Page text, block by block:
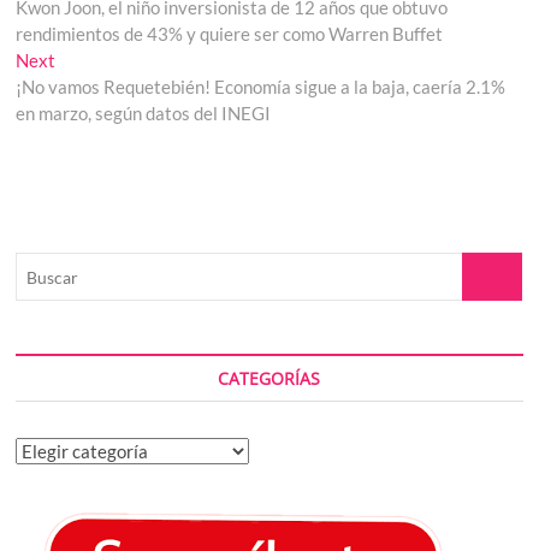
de
entradas
post:
Kwon Joon, el niño inversionista de 12 años que obtuvo
rendimientos de 43% y quiere ser como Warren Buffet
Next
post:
¡No vamos Requetebién! Economía sigue a la baja, caería 2.1%
en marzo, según datos del INEGI
CATEGORÍAS
Categorías